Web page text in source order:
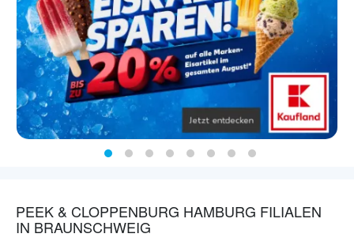
PEEK & CLOPPENBURG HAMBURG FILIALEN
IN BRAUNSCHWEIG